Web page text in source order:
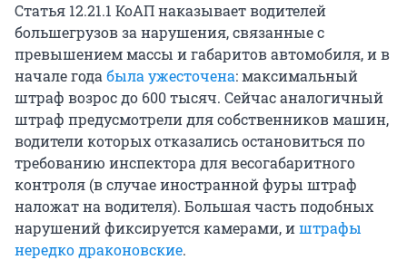
Статья 12.21.1 КоАП наказывает водителей
большегрузов за нарушения, связанные с
превышением массы и габаритов автомобиля, и в
начале годабыла ужесточена: максимальный
штраф возрос до 600 тысяч. Сейчас аналогичный
штраф предусмотрели для собственников машин,
водители которых отказались остановиться по
требованию инспектора для весогабаритного
контроля (в случае иностранной фуры штраф
наложат на водителя). Большая часть подобных
нарушений фиксируется камерами, иштрафы
нередко драконовские.